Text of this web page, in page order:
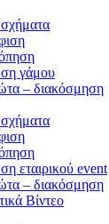
γάμου
– διακόσμηση
εταιρικού event
– διακόσμηση
Βίντεο